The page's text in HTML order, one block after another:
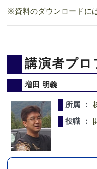
※資料のダウンロードに
講演者プロ
増田 明義
所属 ：
役職 ：